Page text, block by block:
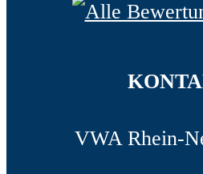
VWA Rhein-